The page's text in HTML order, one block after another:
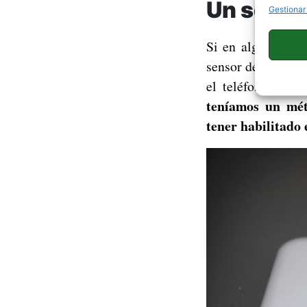
Un
Si en algo ha
sensor de
el teléfono y
teníamos un
tener habilitado